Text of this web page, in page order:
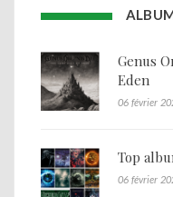
Genus
Eden
06 février
Top
06 février